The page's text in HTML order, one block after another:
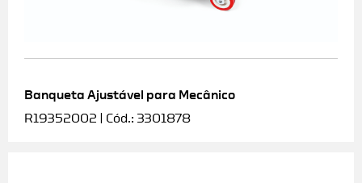
Banqueta Ajustável para Mecânico
R19352002 | Cód.: 3301878